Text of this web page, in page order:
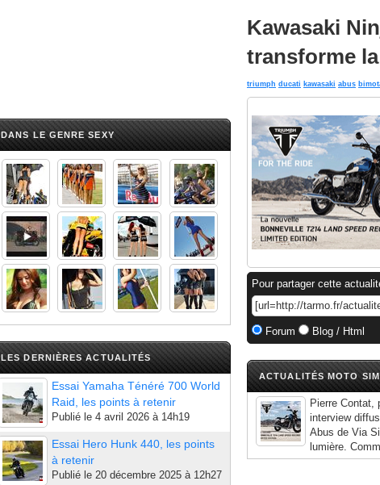
DANS LE GENRE SEXY
LES DERNIÈRES ACTUALITÉS
Essai Yamaha Ténéré 700 World
Raid, les points à retenir
Publié le 4 avril 2026 à 14h19
Essai Hero Hunk 440, les points
à retenir
Publié le 20 décembre 2025 à 12h27
Kawasaki
transforme
triumph ducati kawasaki abus
Pour partager cette
Forum Blog / Html
ACTUALITÉS MOTO
Pierre Contat,
interview
Abus de Via
lumière.